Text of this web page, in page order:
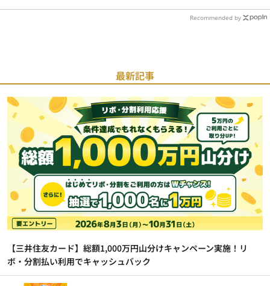
Recommended by
最新記事
【三井住友カード】総額1,000万円山分けキャンペーン実施！リ
ボ・分割払い利用でキャッシュバック